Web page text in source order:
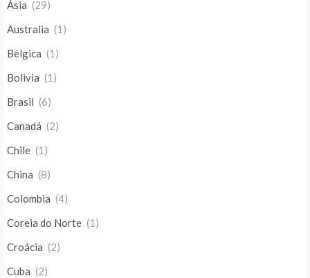
Ásia (29)
Australia (1)
Bélgica (1)
Bolivia (1)
Brasil (6)
Canadá (2)
Chile (1)
China (8)
Colombia (4)
Coreia do Norte (1)
Croácia (2)
Cuba (2)